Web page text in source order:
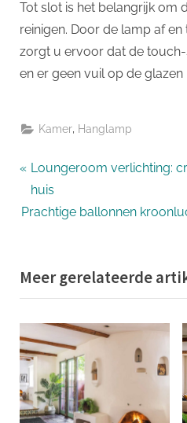
Tot slot is het belangrijk om
reinigen. Door de lamp af
zorgt u ervoor dat de
en er geen vuil op de
Kamer, Hanglamp
Bericht
navigatie
P
r
e
o
u
s
P
o
s
t
Loungeroom verlichting:
huis
N
t
P
o
s
t
:
Prachtige ballonnen
Meer gerelateerde